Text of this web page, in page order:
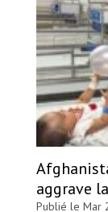
aggrave
Publié le Mar